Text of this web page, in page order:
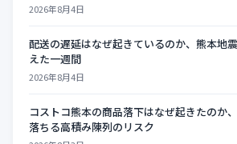
2026年8月4日
配送の遅延はなぜ起きているのか、熊本地
えた一週間
2026年8月4日
コストコ熊本の商品落下はなぜ起きたのか
落ちる高積み陳列のリスク